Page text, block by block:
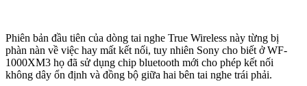
Phiên bản đầu tiên của dòng tai nghe True Wireless này từng bị
phàn nàn về việc hay mất kết nối, tuy nhiên Sony cho biết ở WF-
1000XM3 họ đã sử dụng chip bluetooth mới cho phép kết nối
không dây ổn định và đồng bộ giữa hai bên tai nghe trái phải.